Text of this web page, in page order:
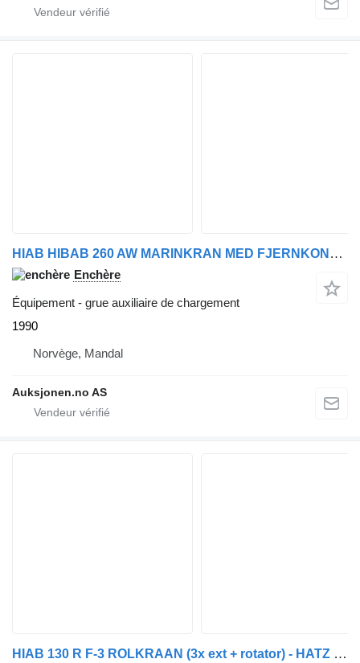
HIAB HIBAB 260 AW MARINKRAN MED FJERNKONTROLL
Enchère
Équipement - grue auxiliaire de chargement
1990
Norvège, Mandal
Auksjonen.no AS
HIAB 130 R F-3 ROLKRAAN (3x ext + rotator) - HATZ SILENT PACK DIESEL